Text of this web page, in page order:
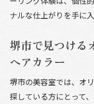
ナルな仕上がりを手に
堺市で見つける
ヘアカラー
堺市の美容室では、オ
探している方にとって